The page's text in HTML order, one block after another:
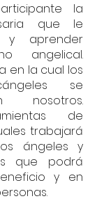
la
que le
y aprender
angelical.
en la cual los
se
nosotros.
de
trabajará
ángeles y
que podrá
y en